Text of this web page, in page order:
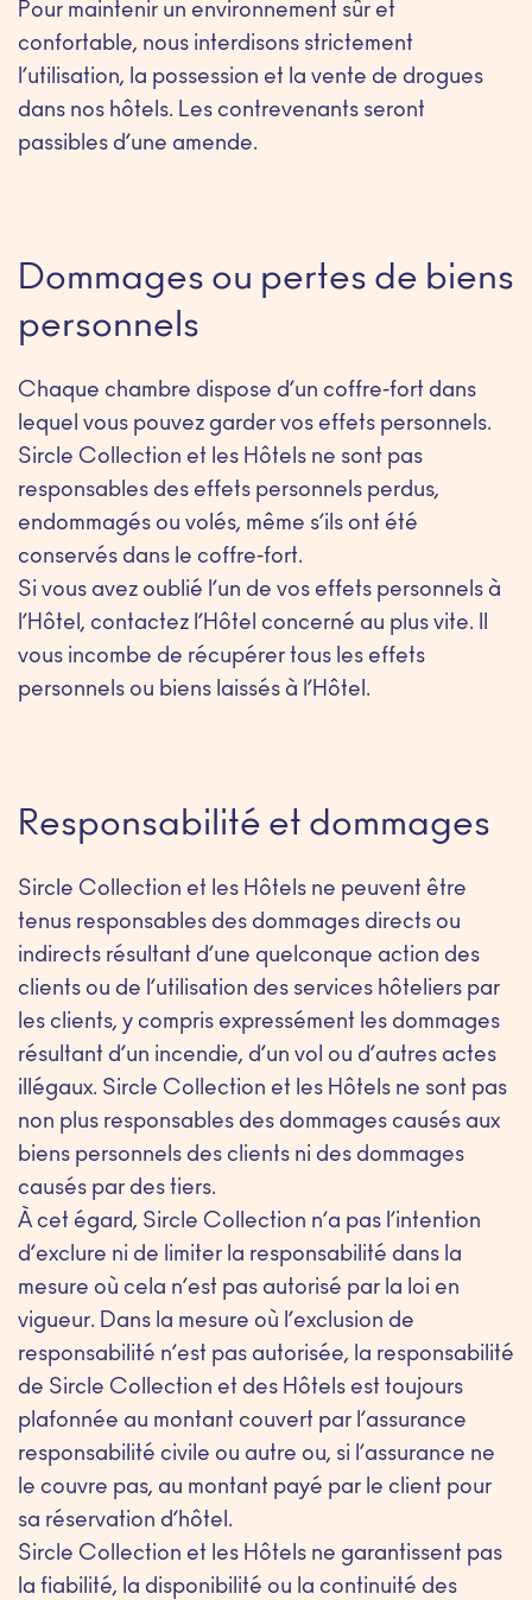
Pour maintenir un environnement sûr et
confortable, nous interdisons strictement
l’utilisation, la possession et la vente de drogues
dans nos hôtels. Les contrevenants seront
passibles d’une amende.
Dommages ou pertes de biens
personnels
Chaque chambre dispose d’un coffre-fort dans
lequel vous pouvez garder vos effets personnels.
Sircle Collection et les Hôtels ne sont pas
responsables des effets personnels perdus,
endommagés ou volés, même s’ils ont été
conservés dans le coffre-fort.
Si vous avez oublié l’un de vos effets personnels à
l’Hôtel, contactez l’Hôtel concerné au plus vite. Il
vous incombe de récupérer tous les effets
personnels ou biens laissés à l’Hôtel.
Responsabilité et dommages
Sircle Collection et les Hôtels ne peuvent être
tenus responsables des dommages directs ou
indirects résultant d’une quelconque action des
clients ou de l’utilisation des services hôteliers par
les clients, y compris expressément les dommages
résultant d’un incendie, d’un vol ou d’autres actes
illégaux. Sircle Collection et les Hôtels ne sont pas
non plus responsables des dommages causés aux
biens personnels des clients ni des dommages
causés par des tiers.
À cet égard, Sircle Collection n’a pas l’intention
d’exclure ni de limiter la responsabilité dans la
mesure où cela n’est pas autorisé par la loi en
vigueur. Dans la mesure où l’exclusion de
responsabilité n’est pas autorisée, la responsabilité
de Sircle Collection et des Hôtels est toujours
plafonnée au montant couvert par l’assurance
responsabilité civile ou autre ou, si l’assurance ne
le couvre pas, au montant payé par le client pour
sa réservation d’hôtel.
Sircle Collection et les Hôtels ne garantissent pas
la fiabilité, la disponibilité ou la continuité des